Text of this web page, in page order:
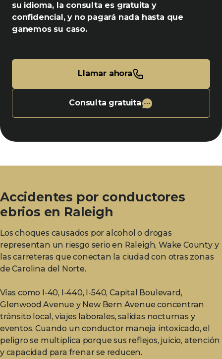
su idioma, la consulta es gratuita y
confidencial, y no pagará nada hasta que
ganemos su caso.
Llamar ahora
Consulta gratuita
Accidentes por conductores
ebrios en Raleigh
Los choques causados por alcohol o drogas
representan un riesgo serio en Raleigh, Wake County y
las carreteras que conectan la ciudad con otras zonas
de Carolina del Norte.
Vías como I-40, I-440, I-540, Capital Boulevard,
Glenwood Avenue y New Bern Avenue concentran
tránsito local, viajes laborales, salidas nocturnas y
eventos. Cuando un conductor maneja intoxicado, el
peligro se multiplica porque sus reflejos, juicio, atención
y capacidad para frenar se reducen.